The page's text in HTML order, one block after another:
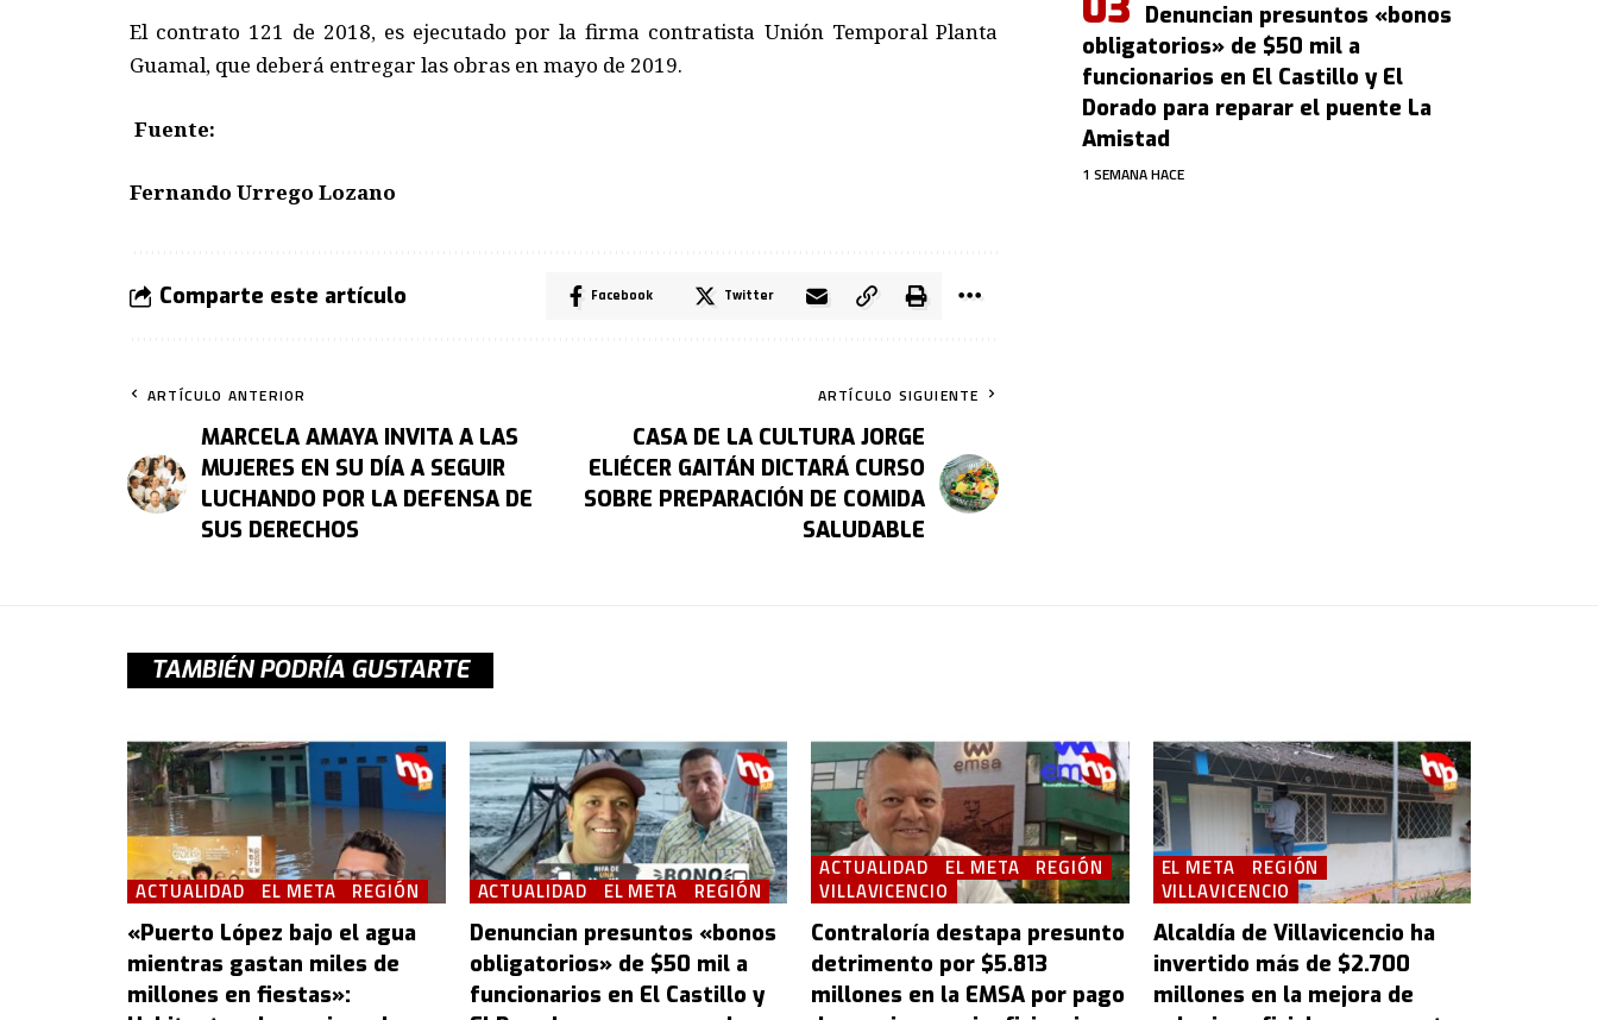
El contrato 121 de 2018, es ejecutado por la firma contratista Unión Temporal Planta
Guamal, que deberá entregar las obras en mayo de 2019.
Fuente:
Fernando Urrego Lozano
Comparte este artículo Facebook Twitter
ARTÍCULO ANTERIOR
MARCELA AMAYA INVITA A LAS
MUJERES EN SU DÍA A SEGUIR
LUCHANDO POR LA DEFENSA DE
SUS DERECHOS
ARTÍCULO SIGUIENTE
CASA DE LA CULTURA JORGE
ELIÉCER GAITÁN DICTARÁ CURSO
SOBRE PREPARACIÓN DE COMIDA
SALUDABLE
Denuncian presuntos «bonos
obligatorios» de $50 mil a
funcionarios en El Castillo y El
Dorado para reparar el puente La
Amistad
1 SEMANA HACE
TAMBIÉN PODRÍA GUSTARTE
ACTUALIDAD EL META REGIÓN
«Puerto López bajo el agua
mientras gastan miles de
millones en fiestas»:
ACTUALIDAD EL META REGIÓN
Denuncian presuntos «bonos
obligatorios» de $50 mil a
funcionarios en El Castillo y
ACTUALIDAD EL META
REGIÓN
VILLAVICENCIO
Contraloría destapa presunto
detrimento por $5.813
millones en la EMSA por pago
EL META
REGIÓN
VILLAVICENCIO
Alcaldía de Villavicencio ha
invertido más de $2.700
millones en la mejora de